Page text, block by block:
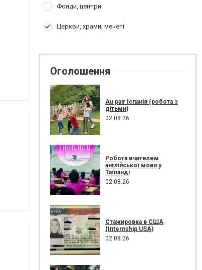
Фонди, центри
Церкви, храми, мечеті
Оголошення
Au pair Іспанія (робота з
дітьми)
02.08.26
Робота вчителем
англійської мови у
Таїланді
02.08.26
Стажировка в США
(Internship USA)
02.08.26